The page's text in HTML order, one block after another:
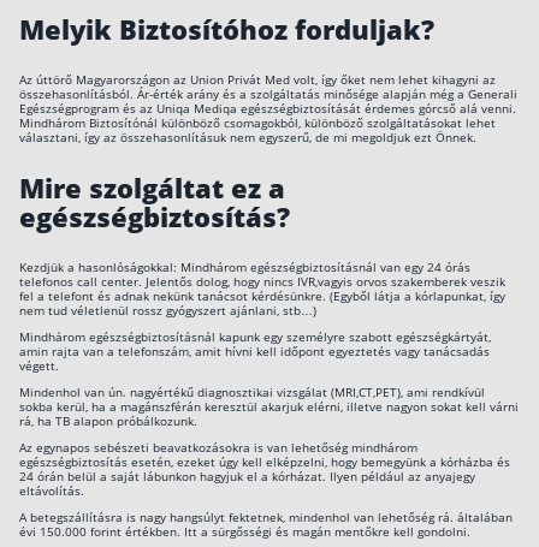
Vegyes életbiztosítás
Egészségbiztosítás
Magán egészségbiztosítás 💊
Egészségpénztár – Spórolj évi akár 150 ezer
Egészségbiztosítás kalkulátor
Befektetés
Legjobb befektetés
Részvény vásárlás
Melyik Biztosítóhoz forduljak?
Az úttörő Magyarországon az Union Privát Med volt, így őket nem lehet kihagyni az
összehasonlításból. Ár-érték arány és a szolgáltatás minősége alapján még a Generali
Egészségprogram és az Uniqa Mediqa egészségbiztosítását érdemes górcső alá venni.
Mindhárom Biztosítónál különböző csomagokból, különböző szolgáltatásokat lehet
választani, így az összehasonlításuk nem egyszerű, de mi megoldjuk ezt Önnek.
Mire szolgáltat ez a
egészségbiztosítás?
Kezdjük a hasonlóságokkal: Mindhárom egészségbiztosításnál van egy 24 órás
telefonos call center. Jelentős dolog, hogy nincs IVR,vagyis orvos szakemberek veszik
fel a telefont és adnak nekünk tanácsot kérdésünkre. (Egyből látja a kórlapunkat, így
nem tud véletlenül rossz gyógyszert ajánlani, stb…)
Mindhárom egészségbiztosításnál kapunk egy személyre szabott egészségkártyát,
amin rajta van a telefonszám, amit hívni kell időpont egyeztetés vagy tanácsadás
végett.
Mindenhol van ún. nagyértékű diagnosztikai vizsgálat (MRI,CT,PET), ami rendkívül
sokba kerül, ha a magánszférán keresztül akarjuk elérni, illetve nagyon sokat kell várni
rá, ha TB alapon próbálkozunk.
Az egynapos sebészeti beavatkozásokra is van lehetőség mindhárom
egészségbiztosítás esetén, ezeket úgy kell elképzelni, hogy bemegyünk a kórházba és
24 órán belül a saját lábunkon hagyjuk el a kórházat. Ilyen például az anyajegy
eltávolítás.
A betegszállításra is nagy hangsúlyt fektetnek, mindenhol van lehetőség rá. általában
évi 150.000 forint értékben. Itt a sürgősségi és magán mentőkre kell gondolni.